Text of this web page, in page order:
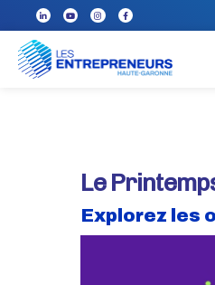
Le
Explorez les